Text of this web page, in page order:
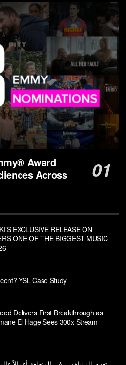
Award
Across
EXCLUSIVE RELEASE ON
ONE OF THE BIGGEST MUSIC
YSL Case Study
Delivers First Breakthrough as
El Hage Sees 300x Stream